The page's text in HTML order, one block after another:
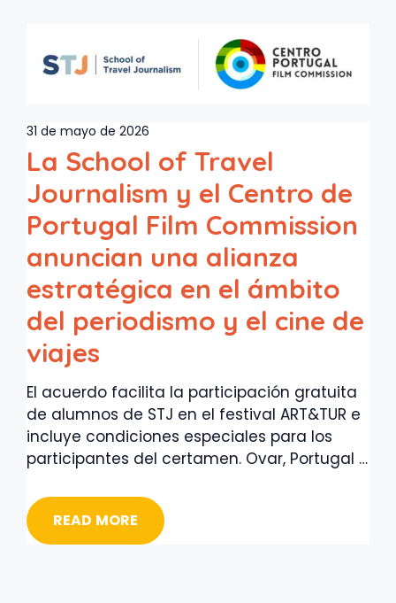
31 de mayo de 2026
La School of Travel
Journalism y el Centro de
Portugal Film Commission
anuncian una alianza
estratégica en el ámbito
del periodismo y el cine de
viajes
El acuerdo facilita la participación gratuita
de alumnos de STJ en el festival ART&TUR e
incluye condiciones especiales para los
participantes del certamen. Ovar, Portugal …
READ MORE